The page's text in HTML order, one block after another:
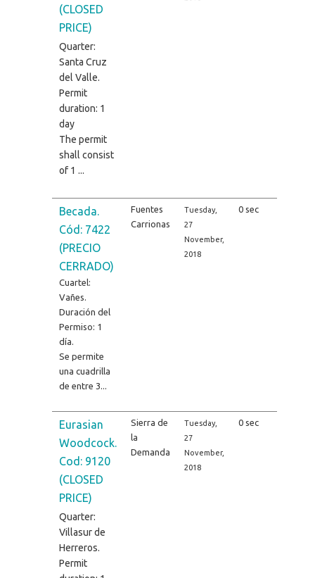
(CLOSED
PRICE)
Quarter:
Santa Cruz
del Valle.
Permit
duration: 1
day
The permit
shall consist
of 1 ...
Becada.
Cód: 7422
(PRECIO
CERRADO)
Cuartel:
Vañes.
Duración del
Permiso: 1
día.
Se permite
una cuadrilla
de entre 3...
Fuentes
Carrionas
Tuesday,
27
November,
2018
0 sec
Eurasian
Woodcock.
Cod: 9120
(CLOSED
PRICE)
Quarter:
Villasur de
Herreros.
Permit
Sierra de
la
Demanda
Tuesday,
27
November,
2018
0 sec